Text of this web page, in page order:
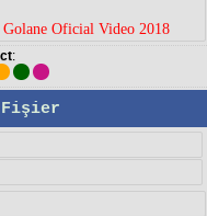
Golane Oficial Video 2018
: